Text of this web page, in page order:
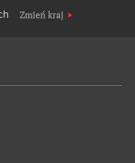
Zmień kraj